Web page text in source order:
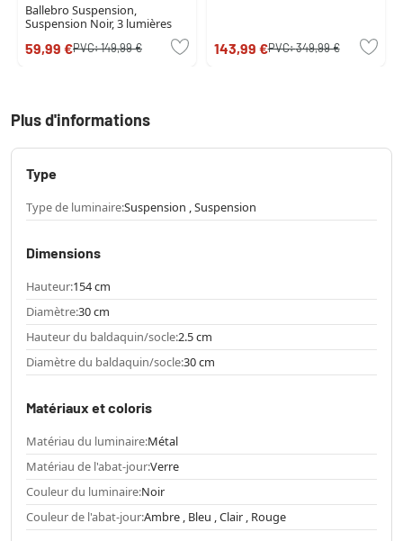
Ballebro Suspension,
Suspension Noir, 3 lumières
59,99 €PVC:149,99 € 143,99 €PVC:349,99 €
Plus d'informations
Type
Type de luminaire:Suspension , Suspension
Dimensions
Hauteur:154 cm
Diamètre:30 cm
Hauteur du baldaquin/socle:2.5 cm
Diamètre du baldaquin/socle:30 cm
Matériaux et coloris
Matériau du luminaire:Métal
Matériau de l'abat-jour:Verre
Couleur du luminaire:Noir
Couleur de l'abat-jour:Ambre , Bleu , Clair , Rouge